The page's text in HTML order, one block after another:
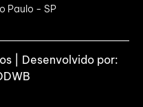
Paulo - SP
| Desenvolvido por: